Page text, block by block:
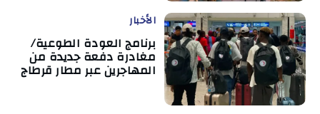
الأخبار
برنامج العودة الطوعية/
مغادرة دفعة جديدة من
المهاجرين عبر مطار قرطاج